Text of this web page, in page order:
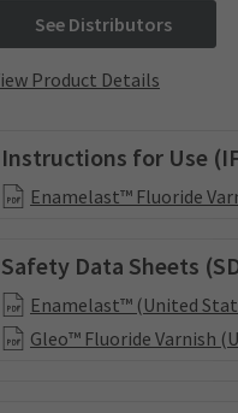
See Distributors
Product Details
Instructions for Use
Enamelast™ Fluoride
Safety Data Sheets
Enamelast™ (United
Gleo™ Fluoride Varnish